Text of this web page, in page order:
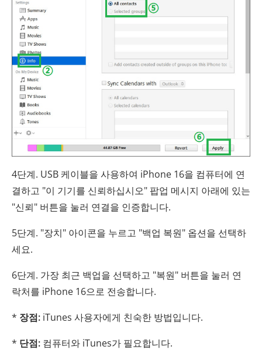
4단계. USB 케이블을 사용하여 iPhone 16을 컴퓨터에 연
결하고 "이 기기를 신뢰하십시오" 팝업 메시지 아래에 있는
"신뢰" 버튼을 눌러 연결을 인증합니다.
5단계. "장치" 아이콘을 누르고 "백업 복원" 옵션을 선택하
세요.
6단계. 가장 최근 백업을 선택하고 "복원" 버튼을 눌러 연
락처를 iPhone 16으로 전송합니다.
* 장점: iTunes 사용자에게 친숙한 방법입니다.
* 단점: 컴퓨터와 iTunes가 필요합니다.